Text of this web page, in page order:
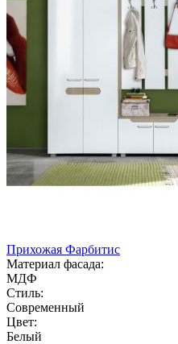
Прихожая Фарбитис
Материал фасада:
МДФ
Стиль:
Современный
Цвет:
Белый